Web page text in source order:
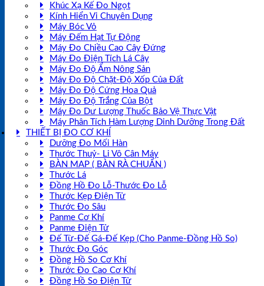
Khúc Xạ Kế Đo Ngọt
Kính Hiển Vi Chuyên Dụng
Máy Bóc Vỏ
Máy Đếm Hạt Tự Động
Máy Đo Chiều Cao Cây Đứng
Máy Đo Điện Tích Lá Cây
Máy Đo Độ Ẩm Nông Sản
Máy Đo Độ Chặt-Độ Xốp Của Đất
Máy Đo Độ Cứng Hoa Quả
Máy Đo Độ Trắng Của Bột
Máy Đo Dư Lượng Thuốc Bảo Vệ Thực Vật
Máy Phân Tích Hàm Lượng Dinh Dưỡng Trong Đất
THIẾT BỊ ĐO CƠ KHÍ
Dưỡng Đo Mối Hàn
Thước Thuỷ- Li Vô Cân Máy
BÀN MAP ( BÀN RÀ CHUẨN )
Thước Lá
Đồng Hồ Đo Lỗ-Thước Đo Lỗ
Thước Kẹp Điện Tử
Thước Đo Sâu
Panme Cơ Khí
Panme Điện Tử
Đế Từ-Đế Gá-Đế Kẹp (Cho Panme-Đồng Hồ So)
Thước Đo Góc
Đồng Hồ So Cơ Khí
Thước Đo Cao Cơ Khí
Đồng Hồ So Điện Tử